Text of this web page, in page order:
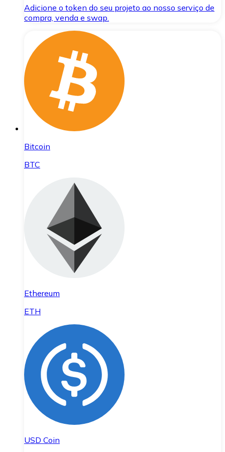
Adicione o token do seu projeto ao nosso serviço de
compra, venda e swap.
Bitcoin
BTC
Ethereum
ETH
USD Coin